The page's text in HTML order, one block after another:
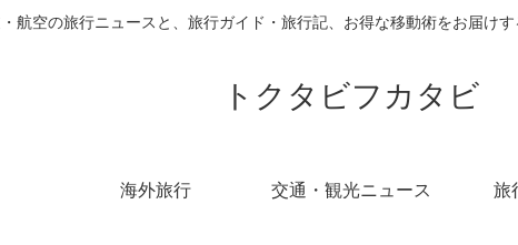
航空の旅行ニュースと、旅行ガイド・旅行記、お得な移動術をお届けす
トクタビフカタビ
海外旅行 交通・観光ニュース 旅